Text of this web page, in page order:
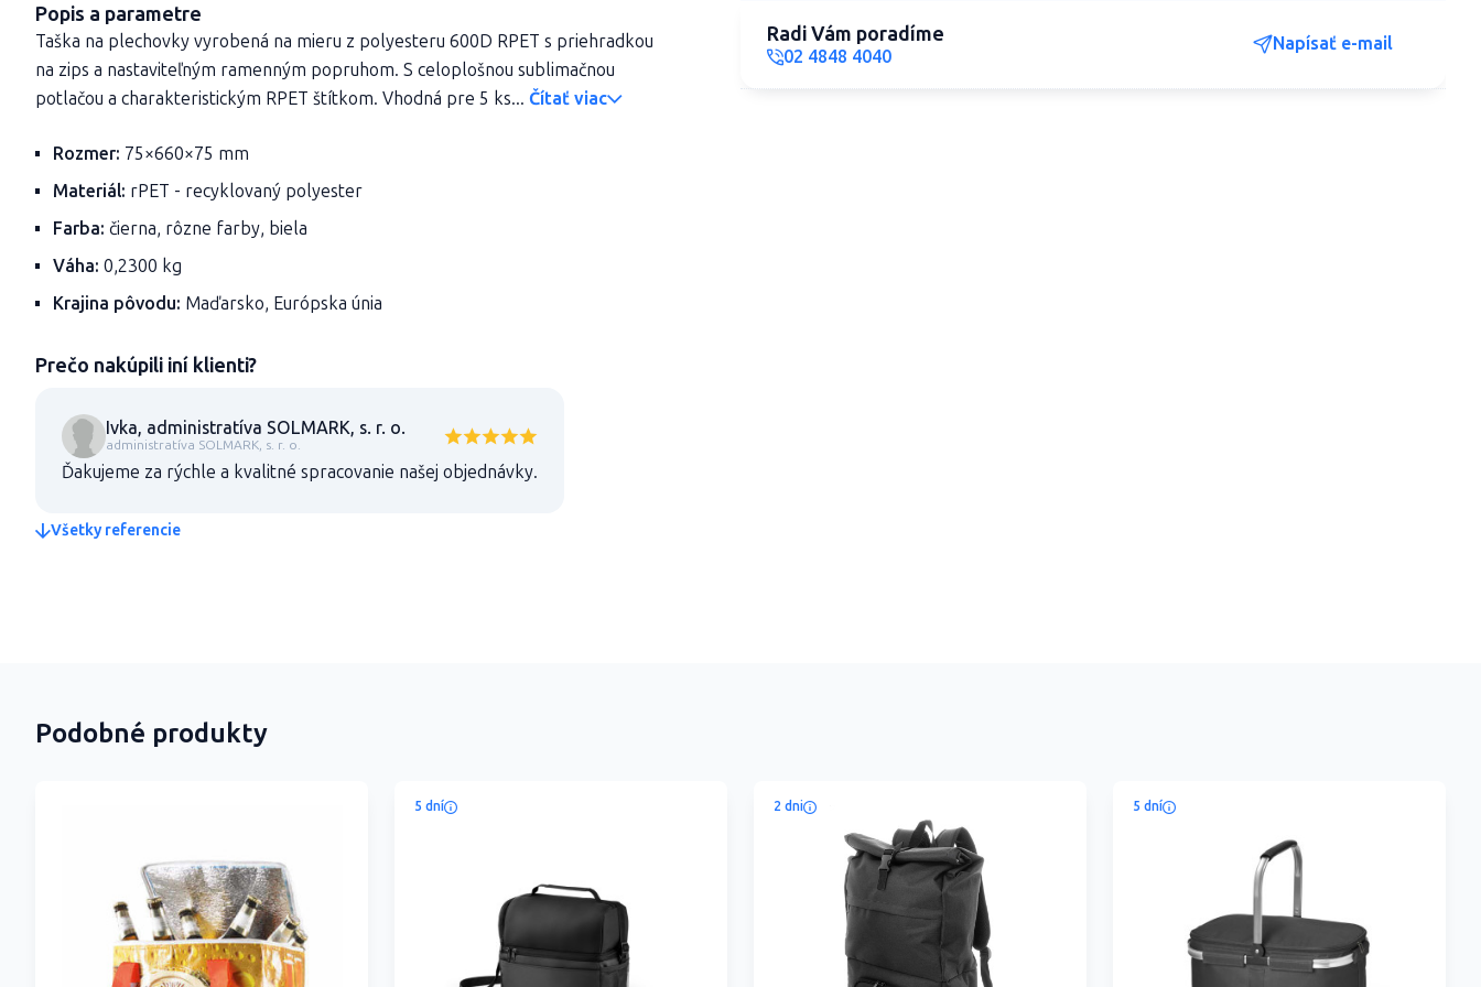
Radi Vám poradíme
02 4848 4040
Napísať e-mail
Popis a parametre
Taška na plechovky vyrobená na mieru z polyesteru 600D RPET s priehradkou
na zips a nastaviteľným ramenným popruhom. S celoplošnou sublimačnou
potlačou a charakteristickým RPET štítkom. Vhodná pre 5 ks... Čítať viac
Rozmer: 75×660×75 mm
Materiál: rPET - recyklovaný polyester
Farba: čierna, rôzne farby, biela
Váha: 0,2300 kg
Krajina pôvodu: Maďarsko, Európska únia
Prečo nakúpili iní klienti?
Ivka, administratíva SOLMARK, s. r. o.
administratíva SOLMARK, s. r. o.
Ďakujeme za rýchle a kvalitné spracovanie našej objednávky.
Všetky referencie
Podobné produkty
5 dní 2 dni 5 dní